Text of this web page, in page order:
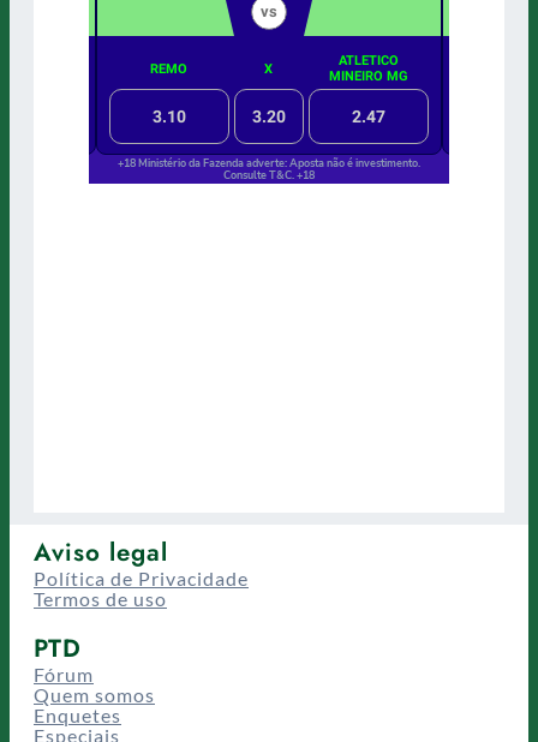
Aviso legal
Política de Privacidade
Termos de uso
PTD
Fórum
Quem somos
Enquetes
Especiais